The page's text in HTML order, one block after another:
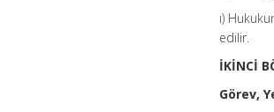
ı)
edilir.
İKİNCİ
Görev,